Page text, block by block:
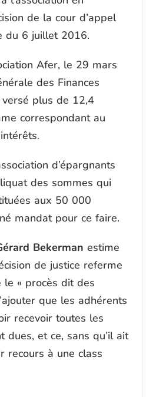
de la cour d’appel
du 6 juillet 2016.
Afer, le 29 mars
des Finances
plus de 12,4
correspondant au
d’épargnants
des sommes qui
aux 50 000
mandat pour ce faire.
Bekerman estime
de justice referme
« procès dit des
que les adhérents
recevoir toutes les
dues, et ce, sans qu’il ait
recours à une class